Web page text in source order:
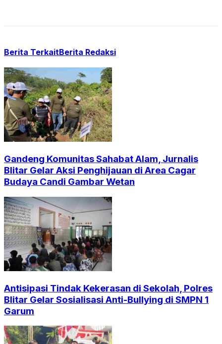
Berita TerkaitBerita Redaksi
Gandeng Komunitas Sahabat Alam, Jurnalis
Blitar Gelar Aksi Penghijauan di Area Cagar
Budaya Candi Gambar Wetan
Antisipasi Tindak Kekerasan di Sekolah, Polres
Blitar Gelar Sosialisasi Anti-Bullying di SMPN 1
Garum